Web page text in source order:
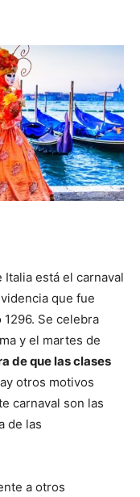
está el carnaval
que fue
Se celebra
y el martes de
de que las clases
otros motivos
carnaval son las
de las
a otros